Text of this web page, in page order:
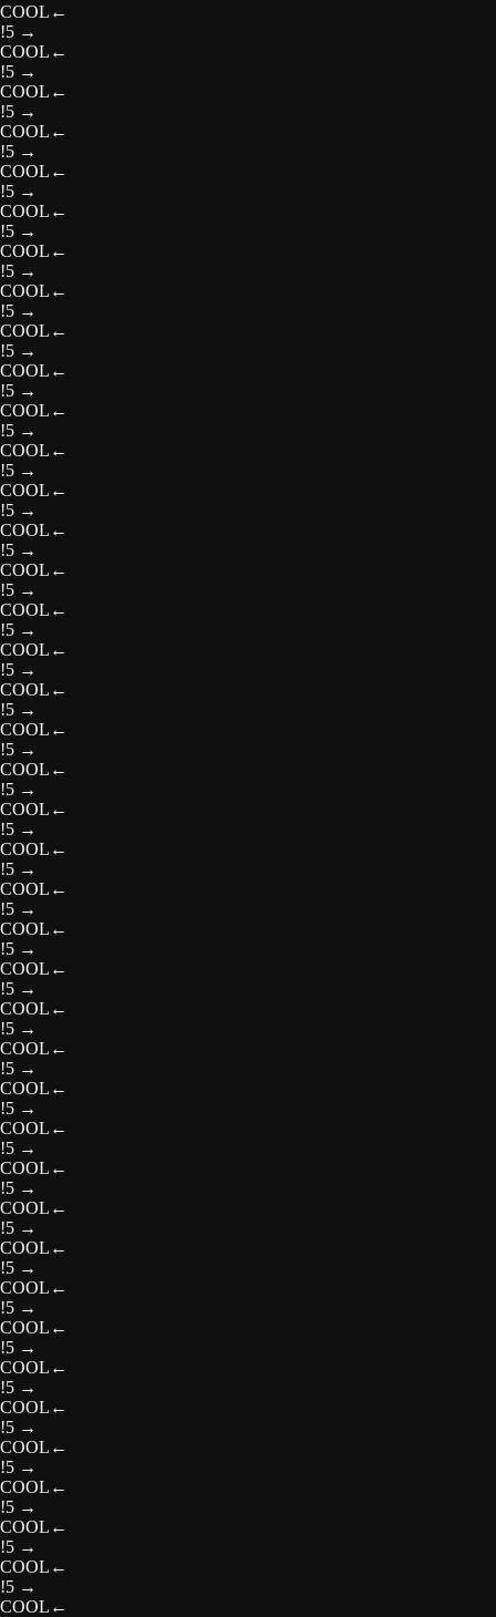
COOL ←
!5 →
COOL ←
!5 →
COOL ←
!5 →
COOL ←
!5 →
COOL ←
!5 →
COOL ←
!5 →
COOL ←
!5 →
COOL ←
!5 →
COOL ←
!5 →
COOL ←
!5 →
COOL ←
!5 →
COOL ←
!5 →
COOL ←
!5 →
COOL ←
!5 →
COOL ←
!5 →
COOL ←
!5 →
COOL ←
!5 →
COOL ←
!5 →
COOL ←
!5 →
COOL ←
!5 →
COOL ←
!5 →
COOL ←
!5 →
COOL ←
!5 →
COOL ←
!5 →
COOL ←
!5 →
COOL ←
!5 →
COOL ←
!5 →
COOL ←
!5 →
COOL ←
!5 →
COOL ←
!5 →
COOL ←
!5 →
COOL ←
!5 →
COOL ←
!5 →
COOL ←
!5 →
COOL ←
!5 →
COOL ←
!5 →
COOL ←
!5 →
COOL ←
!5 →
COOL ←
!5 →
COOL ←
!5 →
COOL ←